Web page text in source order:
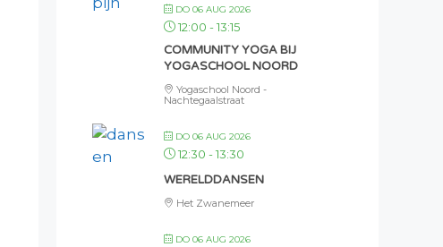
DO 06 AUG 2026
12:00 -13:15
COMMUNITY YOGA BIJ
YOGASCHOOL NOORD
Yogaschool Noord -
Nachtegaalstraat
DO 06 AUG 2026
12:30 -13:30
WERELDDANSEN
Het Zwanemeer
DO 06 AUG 2026